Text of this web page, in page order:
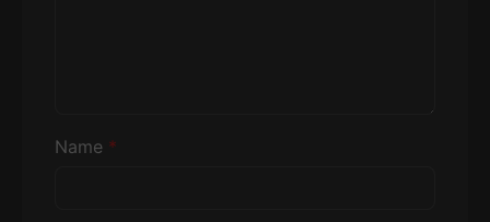
Name *